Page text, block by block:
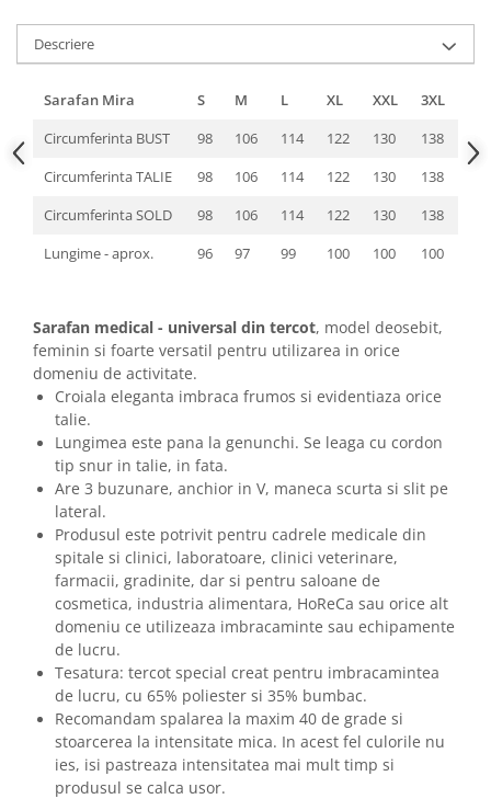
Descriere
Sarafan Mira S M L XL XXL
3XL
Circumferinta BUST
98 106 114 122 130
138
Circumferinta TALIE
98 106 114 122 130
138
Circumferinta SOLD
98 106 114 122 130
138
Lungime - aprox.
96 97 99 100 100 100
Sarafan medical - universal din tercot, model deosebit,
feminin si foarte versatil pentru utilizarea in orice
domeniu de activitate.
Croiala eleganta imbraca frumos si evidentiaza orice
talie.
Lungimea este pana la genunchi. Se leaga cu cordon
tip snur in talie, in fata.
Are 3 buzunare, anchior in V, maneca scurta si slit pe
lateral.
Produsul este potrivit pentru cadrele medicale din
spitale si clinici, laboratoare, clinici veterinare,
farmacii, gradinite, dar si pentru saloane de
cosmetica, industria alimentara, HoReCa sau orice alt
domeniu ce utilizeaza imbracaminte sau echipamente
de lucru.
Tesatura: tercot special creat pentru imbracamintea
de lucru, cu 65% poliester si 35% bumbac.
Recomandam spalarea la maxim 40 de grade si
stoarcerea la intensitate mica. In acest fel culorile nu
ies, isi pastreaza intensitatea mai mult timp si
produsul se calca usor.